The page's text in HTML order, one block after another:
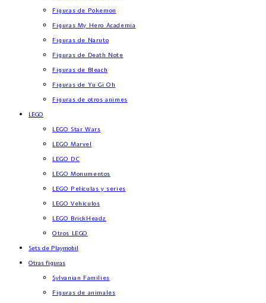
Figuras de Pokemon
Figuras My Hero Academia
Figuras de Naruto
Figuras de Death Note
Figuras de Bleach
Figuras de Yu Gi Oh
Figuras de otros animes
LEGO
LEGO Star Wars
LEGO Marvel
LEGO DC
LEGO Monumentos
LEGO Películas y series
LEGO Vehículos
LEGO BrickHeadz
Otros LEGO
Sets de Playmobil
Otras figuras
Sylvanian Families
Figuras de animales